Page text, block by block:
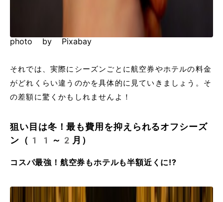
photo by Pixabay
それでは、実際にシーズンごとに航空券やホテルの料金
がどれくらい違うのかを具体的に見ていきましょう。そ
の差額に驚くかもしれませんよ！
狙い目は冬！最も費用を抑えられるオフシーズ
ン（11～2月）
コスパ最強！航空券もホテルも半額近くに!?